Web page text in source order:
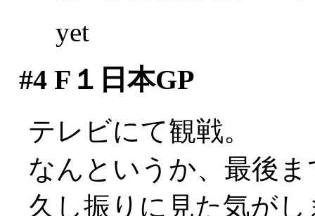
yet
#4F１日本GP
テレビにて観戦。
なんというか、最後
久し振りに見た気がし